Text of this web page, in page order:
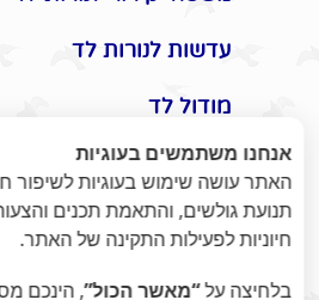
עדשות לנורות לד
מודול לד
אביזרים משלימים
תקעים / שקעים / שעון
מונלד
אנחנו משתמשים בעוגיות
האתר עושה שימוש בעוגיות לשיפור
תנועת גולשים, והתאמת תכנים
חיוניות לפעילות התקינה של האתר.
בלחיצה על“מאשר הכול”, הינכם